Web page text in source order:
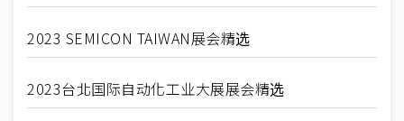
2023 SEMICON TAIWAN展会精选
2023台北国际自动化工业大展展会精选